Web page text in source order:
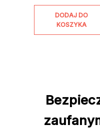
DODAJ DO
KOSZYKA